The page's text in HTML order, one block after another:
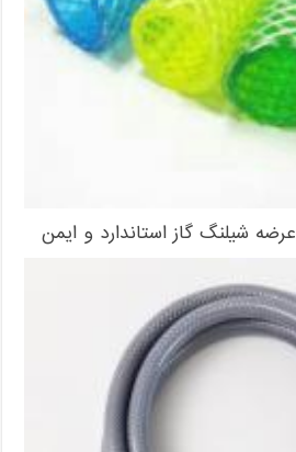
شیلنگ گاز استاندارد و ایمن